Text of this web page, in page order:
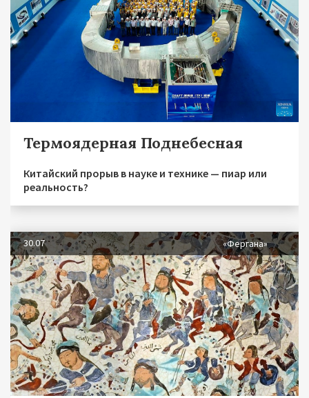
Термоядерная Поднебесная
Китайский прорыв в науке и технике — пиар или
реальность?
30.07 «Фергана»